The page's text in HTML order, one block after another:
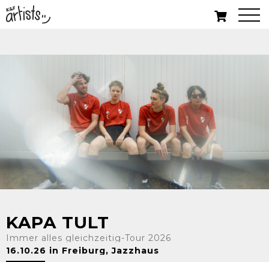
KAPA TULT
Immer alles gleichzeitig-Tour 2026
16.10.26 in Freiburg, Jazzhaus